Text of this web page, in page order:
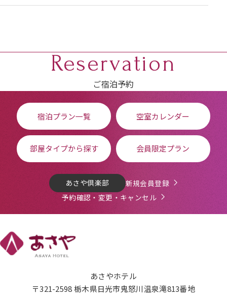
Reservation
ご宿泊予約
宿泊プラン一覧 空室カレンダー
部屋タイプから探す 会員限定プラン
あさや倶楽部
新規会員登録
予約確認・変更・キャンセル
あさやホテル
〒321-2598 栃木県日光市鬼怒川温泉滝813番地